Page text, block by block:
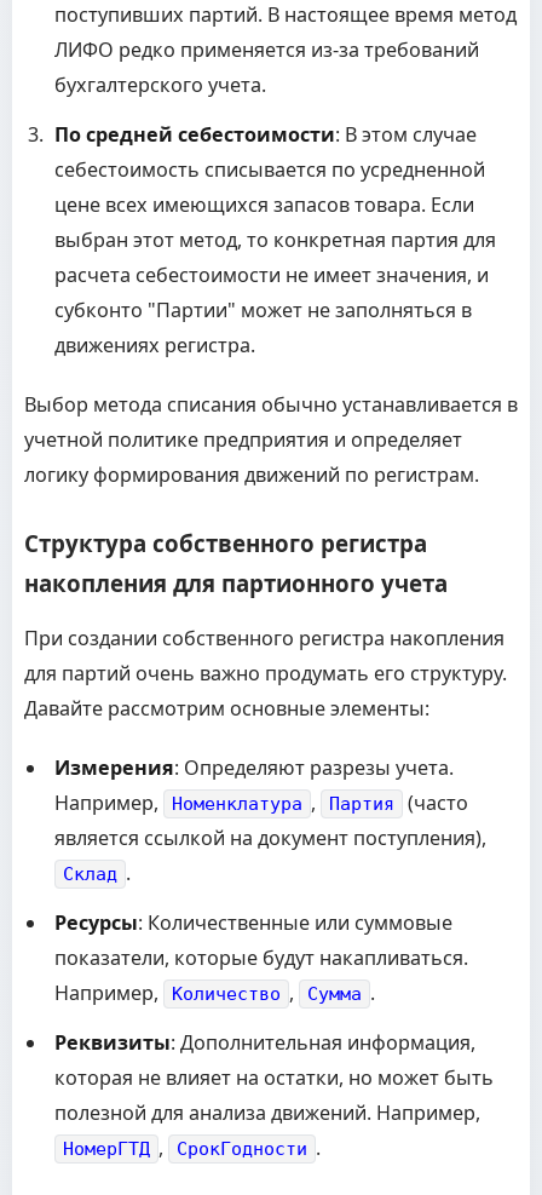
поступивших партий. В настоящее время метод
ЛИФО редко применяется из-за требований
бухгалтерского учета.
По средней себестоимости: В этом случае
себестоимость списывается по усредненной
цене всех имеющихся запасов товара. Если
выбран этот метод, то конкретная партия для
расчета себестоимости не имеет значения, и
субконто "Партии" может не заполняться в
движениях регистра.
Выбор метода списания обычно устанавливается в
учетной политике предприятия и определяет
логику формирования движений по регистрам.
Структура собственного регистра
накопления для партионного учета
При создании собственного регистра накопления
для партий очень важно продумать его структуру.
Давайте рассмотрим основные элементы:
Измерения: Определяют разрезы учета.
Например,
Номенклатура , Партия
(часто
является ссылкой на документ поступления),
Склад .
Ресурсы: Количественные или суммовые
показатели, которые будут накапливаться.
Например,
Количество , Сумма .
Реквизиты: Дополнительная информация,
которая не влияет на остатки, но может быть
полезной для анализа движений. Например,
НомерГТД , СрокГодности .